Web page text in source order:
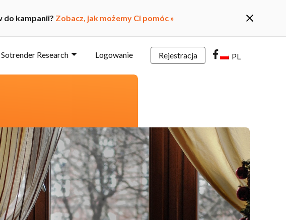
do kampanii? Zobacz, jak możemy Ci pomóc »
Sotrender Research Logowanie Rejestracja PL